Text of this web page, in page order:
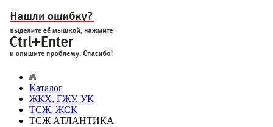
Каталог
ЖКХ, ГЖУ, УК
ТСЖ, ЖСК
ТСЖ АТЛАНТИКА